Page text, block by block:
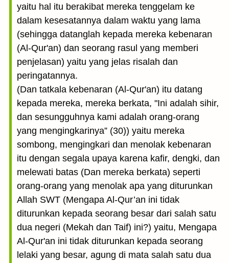
yaitu hal itu berakibat mereka tenggelam ke
dalam kesesatannya dalam waktu yang lama
(sehingga datanglah kepada mereka kebenaran
(Al-Qur'an) dan seorang rasul yang memberi
penjelasan) yaitu yang jelas risalah dan
peringatannya.
(Dan tatkala kebenaran (Al-Qur'an) itu datang
kepada mereka, mereka berkata, "Ini adalah sihir,
dan sesungguhnya kami adalah orang-orang
yang mengingkarinya” (30)) yaitu mereka
sombong, mengingkari dan menolak kebenaran
itu dengan segala upaya karena kafir, dengki, dan
melewati batas (Dan mereka berkata) seperti
orang-orang yang menolak apa yang diturunkan
Allah SWT (Mengapa Al-Qur’an ini tidak
diturunkan kepada seorang besar dari salah satu
dua negeri (Mekah dan Taif) ini?) yaitu, Mengapa
Al-Qur'an ini tidak diturunkan kepada seorang
lelaki yang besar, agung di mata salah satu dua